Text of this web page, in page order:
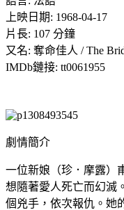
上映日期: 1968-04-17
片長: 107 分鐘
又名: 奪命佳人 / The
IMDb鏈接: tt0061955
劇情簡介
一位新娘（珍．摩露）
想隨著愛人死亡而幻滅
個兇手，依次報仇。她